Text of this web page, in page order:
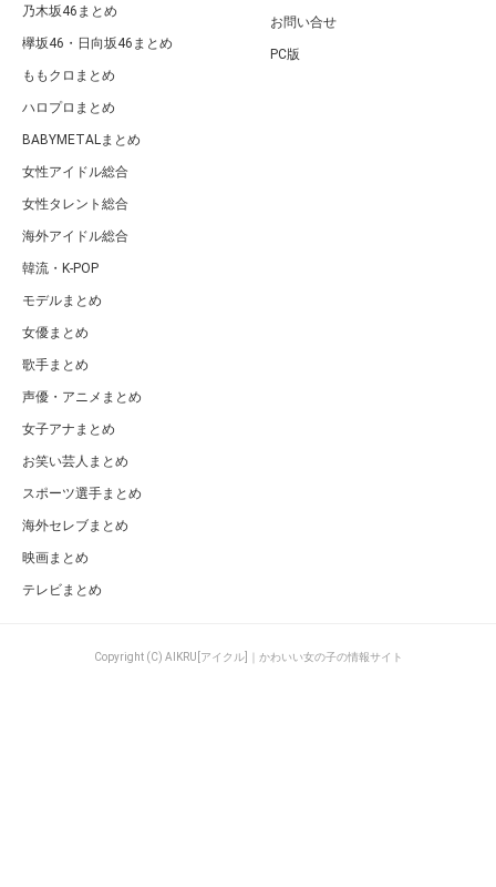
乃木坂46まとめ
欅坂46・日向坂46まとめ
ももクロまとめ
ハロプロまとめ
BABYMETALまとめ
女性アイドル総合
女性タレント総合
海外アイドル総合
韓流・K-POP
モデルまとめ
女優まとめ
歌手まとめ
声優・アニメまとめ
女子アナまとめ
お笑い芸人まとめ
スポーツ選手まとめ
海外セレブまとめ
映画まとめ
テレビまとめ
お問い合せ
PC版
Copyright (C) AIKRU[アイクル]｜かわいい女の子の情報サイト